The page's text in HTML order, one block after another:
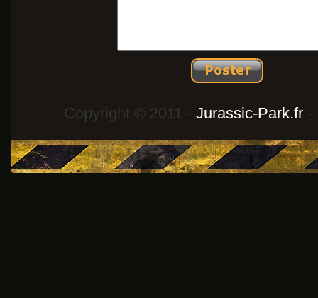
Copyright © 2011 - Jurassic-Park.fr -